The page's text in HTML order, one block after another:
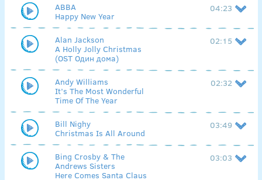
ABBA
Happy New Year
04:23
Alan Jackson
A Holly Jolly Christmas
(OST Один дома)
02:15
Andy Williams
It’s The Most Wonderful
Time Of The Year
02:32
Bill Nighy
Christmas Is All Around
03:49
Bing Crosby & The
Andrews Sisters
Here Comes Santa Claus
03:03